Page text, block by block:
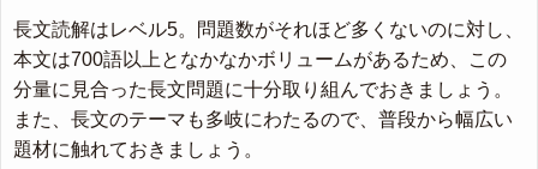
長文読解はレベル5。問題数がそれほど多くないのに対し、
本文は700語以上となかなかボリュームがあるため、この
分量に見合った長文問題に十分取り組んでおきましょう。
また、長文のテーマも多岐にわたるので、普段から幅広い
題材に触れておきましょう。